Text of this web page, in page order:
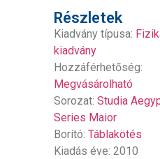
Részletek
Kiadvány típusa:
kiadvány
Hozzáférhetőség:
Megvásárolható
Sorozat:Studia
Series Maior
Borító:Táblakötés
Kiadás éve: 2010